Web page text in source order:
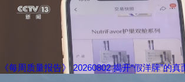
《每周质量报告》 20260802 揭开“假洋牌”的真